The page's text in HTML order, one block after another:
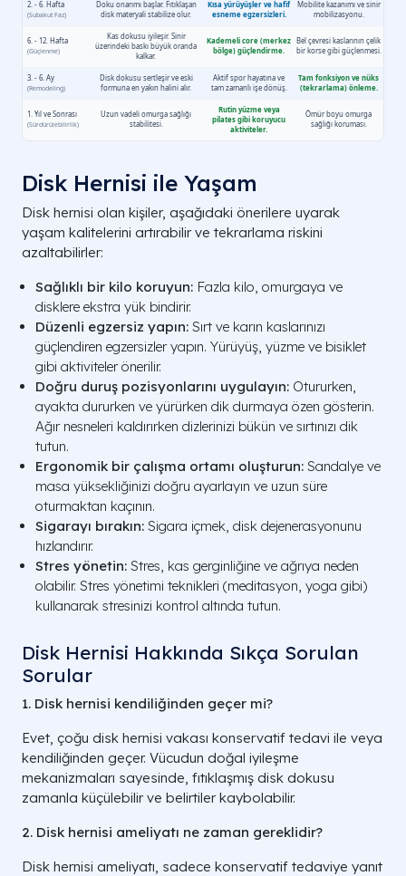
Disk Hernisi ile Yaşam
Disk hernisi olan kişiler, aşağıdaki önerilere uyarak
yaşam kalitelerini artırabilir ve tekrarlama riskini
azaltabilirler:
Sağlıklı bir kilo koruyun: Fazla kilo, omurgaya ve
disklere ekstra yük bindirir.
Düzenli egzersiz yapın: Sırt ve karın kaslarınızı
güçlendiren egzersizler yapın. Yürüyüş, yüzme ve bisiklet
gibi aktiviteler önerilir.
Doğru duruş pozisyonlarını uygulayın: Otururken,
ayakta dururken ve yürürken dik durmaya özen gösterin.
Ağır nesneleri kaldırırken dizlerinizi bükün ve sırtınızı dik
tutun.
Ergonomik bir çalışma ortamı oluşturun: Sandalye ve
masa yüksekliğinizi doğru ayarlayın ve uzun süre
oturmaktan kaçının.
Sigarayı bırakın: Sigara içmek, disk dejenerasyonunu
hızlandırır.
Stres yönetin: Stres, kas gerginliğine ve ağrıya neden
olabilir. Stres yönetimi teknikleri (meditasyon, yoga gibi)
kullanarak stresinizi kontrol altında tutun.
Disk Hernisi Hakkında Sıkça Sorulan
Sorular
1. Disk hernisi kendiliğinden geçer mi?
Evet, çoğu disk hernisi vakası konservatif tedavi ile veya
kendiliğinden geçer. Vücudun doğal iyileşme
mekanizmaları sayesinde, fıtıklaşmış disk dokusu
zamanla küçülebilir ve belirtiler kaybolabilir.
2. Disk hernisi ameliyatı ne zaman gereklidir?
Disk hernisi ameliyatı, sadece konservatif tedaviye yanıt